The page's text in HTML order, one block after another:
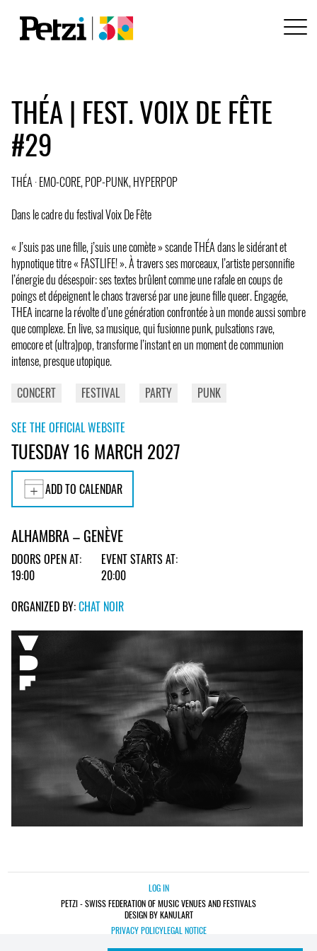
THÉA | FEST. VOIX DE FÊTE
#29
THÉA · EMO-CORE, POP-PUNK, HYPERPOP
Dans le cadre du festival Voix De Fête
« J’suis pas une fille, j’suis une comète » scande THÉA dans le sidérant et
hypnotique titre « FASTLIFE! ». À travers ses morceaux, l’artiste personnifie
l’énergie du désespoir: ses textes brûlent comme une rafale en coups de
poings et dépeignent le chaos traversé par une jeune fille queer. Engagée,
THEA incarne la révolte d’une génération confrontée à un monde aussi sombre
que complexe. En live, sa musique, qui fusionne punk, pulsations rave,
emocore et (ultra)pop, transforme l’instant en un moment de communion
intense, presque utopique.
CONCERT
FESTIVAL PARTY PUNK
SEE THE OFFICIAL WEBSITE
TUESDAY 16 MARCH 2027
ADD TO CALENDAR
ALHAMBRA – GENÈVE
DOORS OPEN AT:
19:00
EVENT STARTS AT:
20:00
ORGANIZED BY:CHAT NOIR
LOG IN
PETZI - SWISS FEDERATION OF MUSIC VENUES AND FESTIVALS
DESIGN BY KANULART
PRIVACY POLICYLEGAL NOTICE